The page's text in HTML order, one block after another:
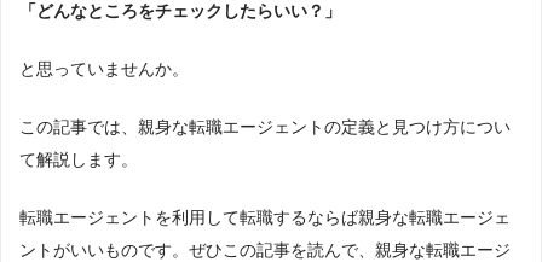
「どんなところをチェックしたらいい？」
と思っていませんか。
この記事では、親身な転職エージェントの定義と見つけ方につい
て解説します。
転職エージェントを利用して転職するならば親身な転職エージェ
ントがいいものです。ぜひこの記事を読んで、親身な転職エージ